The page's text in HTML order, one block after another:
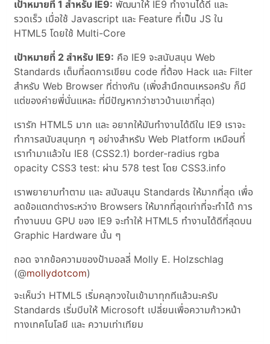
เป้าหมายที่ 1 สำหรับ IE9: พัฒนาให้ IE9 ทำงานได้ดี และ
รวดเร็ว เมื่อใช้ Javascript และ Feature ที่เป็น JS ใน
HTML5 โดยใช้ Multi-Core
เป้าหมายที่ 2 สำหรับ IE9: คือ IE9 จะสนับสนุน Web
Standards เต็มที่ลดการเขียน code ที่ต้อง Hack และ Filter
สำหรับ Web Browser ที่ต่างกัน (เพิ่งสำนึกตนเหรอครับ ก็มี
แต่ของค่ายพี่นั่นแหละ ที่มีปัญหากว่าชาวบ้านเขาที่สุด)
เรารัก HTML5 มาก และ อยากให้มันทำงานได้ดีใน IE9 เราจะ
ทำการสนับสนุนทุก ๆ อย่างสำหรับ Web Platform เหมือนที่
เราทำมาแล้วใน IE8 (CSS2.1) border-radius rgba
opacity CSS3 test: ผ่าน 578 test โดย CSS3.info
เราพยายามทำตาม และ สนับสนุน Standards ให้มากที่สุด เพื่อ
ลดข้อแตกต่างระหว่าง Browsers ให้มากที่สุดเท่าที่จะทำได้ การ
ทำงานบน GPU ของ IE9 จะทำให้ HTML5 ทำงานได้ดีที่สุดบน
Graphic Hardware นั้น ๆ
ถอด จากข้อความของป้ามอลลี่ Molly E. Holzschlag
(@mollydotcom)
จะเห็นว่า HTML5 เริ่มคลุกวงในเข้ามาทุกทีแล้วนะครับ
Standards เริ่มบีบให้ Microsoft เปลี่ยนเพื่อความก้าวหน้า
ทางเทคโนโลยี และ ความเท่าเทียม